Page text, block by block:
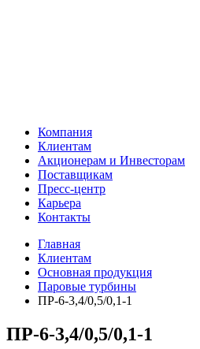
Компания
Клиентам
Акционерам и Инвесторам
Поставщикам
Пресс-центр
Карьера
Контакты
Главная
Клиентам
Основная продукция
Паровые турбины
ПР-6-3,4/0,5/0,1-1
ПР-6-3,4/0,5/0,1-1